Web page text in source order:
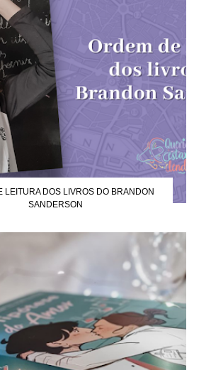
LEITURA DOS LIVROS DO BRANDON
SANDERSON